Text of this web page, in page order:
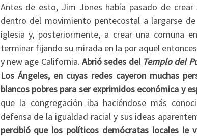
Antes de esto, Jim Jones había pasado de crear
dentro del movimiento pentecostal a largarse
iglesia y, posteriormente, a crear una comuna
terminar fijando su mirada en la por aquel
y new age California. Abrió sedes del Templo del
Los Ángeles, en cuyas redes cayeron muchas
blancos pobres para ser exprimidos económica y
que la congregación iba haciéndose más
defensa de la igualdad racial y sus ideas
percibió que los políticos demócratas locales le